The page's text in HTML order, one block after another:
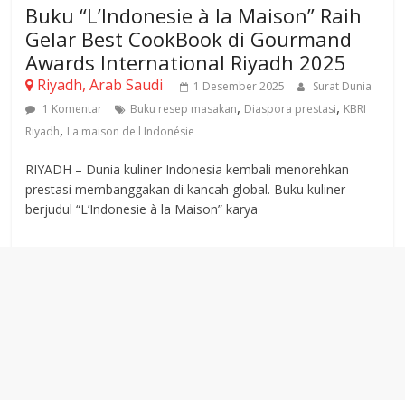
Buku “L’Indonesie à la Maison” Raih
Gelar Best CookBook di Gourmand
Awards International Riyadh 2025
Riyadh, Arab Saudi 1 Desember 2025
Surat Dunia
1 Komentar
Buku resep masakan, Diaspora prestasi, KBRI
Riyadh, La maison de l Indonésie
RIYADH – Dunia kuliner Indonesia kembali menorehkan
prestasi membanggakan di kancah global. Buku kuliner
berjudul “L’Indonesie à la Maison” karya